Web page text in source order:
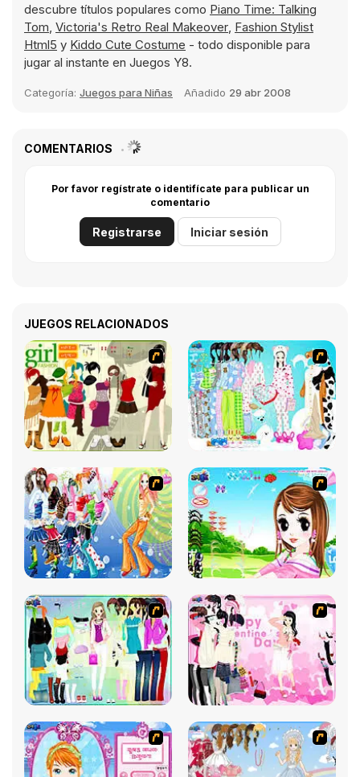
descubre títulos populares como Piano Time: Talking
Tom, Victoria's Retro Real Makeover, Fashion Stylist
Html5 y Kiddo Cute Costume - todo disponible para
jugar al instante en Juegos Y8.
Categoría: Juegos para Niñas Añadido 29 abr 2008
COMENTARIOS
Por favor regístrate o identifícate para publicar un
comentario
Registrarse Iniciar sesión
JUEGOS RELACIONADOS